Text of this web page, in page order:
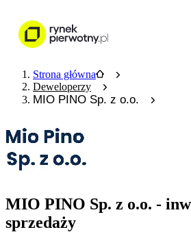
Strona główna
Deweloperzy
MIO PINO Sp. z o.o.
MIO PINO Sp. z o.o. -
sprzedaży